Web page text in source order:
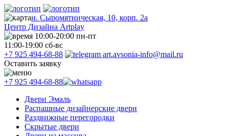
н. Сыромятническая, 10, корп. 2а
Центр Дизайна Artplay
10:00-20:00 пн-пт
11:00-19:00 сб-вс
+7 925 494-68-88
art.avsonia-info@mail.ru
Оставить заявку
+7 925 494-68-88
Двери Эмаль
Распашные дизайнерские двери
Раздвижные перегородки
Скрытые двери